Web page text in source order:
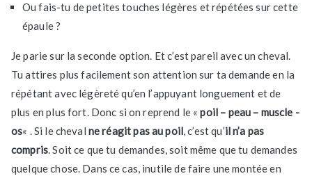
Ou fais-tu de petites touches légères et répétées sur cette
épaule ?
Je parie sur la seconde option. Et c’est pareil avec un cheval.
Tu attires plus facilement son attention sur ta demande en la
répétant avec légèreté qu’en l’appuyant longuement et de
plus en plus fort. Donc si on reprend le «poil – peau – muscle -
os« . Si le cheval ne réagit pas au poil, c’est qu’il n’a pas
compris. Soit ce que tu demandes, soit même que tu demandes
quelque chose. Dans ce cas, inutile de faire une montée en